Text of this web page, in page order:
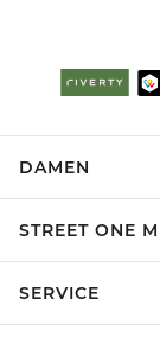
DAMEN
STREET ONE
SERVICE